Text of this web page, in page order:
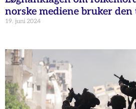
norske mediene bruker
19. juni 2024